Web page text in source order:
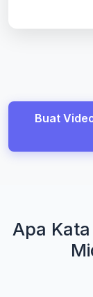
Buat
Apa